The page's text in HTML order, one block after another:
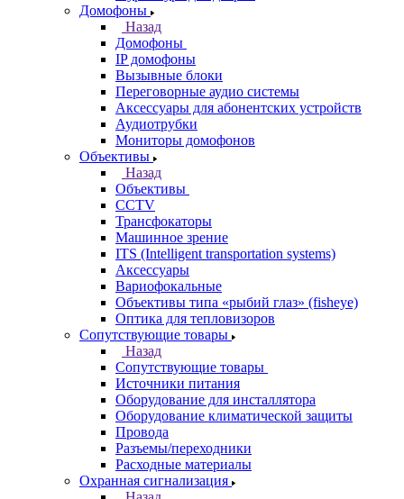
Домофоны
Назад
Домофоны
IP домофоны
Вызывные блоки
Переговорные аудио системы
Аксессуары для абонентских устройств
Аудиотрубки
Мониторы домофонов
Объективы
Назад
Объективы
CCTV
Трансфокаторы
Машинное зрение
ITS (Intelligent transportation systems)
Аксессуары
Вариофокальные
Объективы типа «рыбий глаз» (fisheye)
Оптика для тепловизоров
Сопутствующие товары
Назад
Сопутствующие товары
Источники питания
Оборудование для инсталлятора
Оборудование климатической защиты
Провода
Разъемы/переходники
Расходные материалы
Охранная сигнализация